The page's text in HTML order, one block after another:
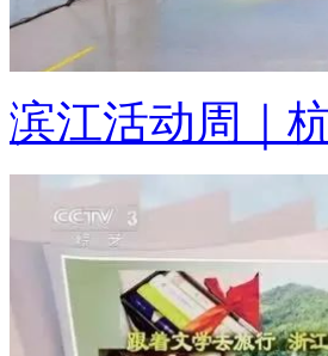
滨江活动周｜